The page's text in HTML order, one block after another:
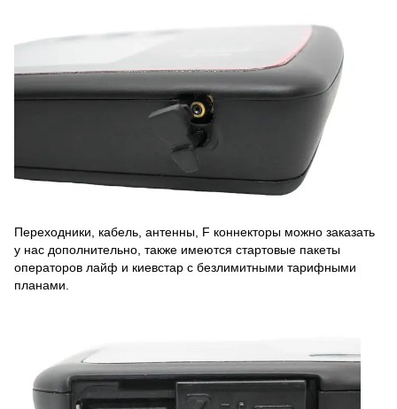
Переходники, кабель, антенны, F коннекторы можно заказать
у нас дополнительно, также имеются стартовые пакеты
операторов лайф и киевстар с безлимитными тарифными
планами.